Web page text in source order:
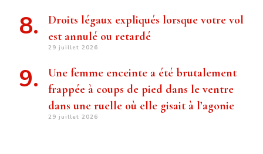
Droits légaux expliqués lorsque votre vol
est annulé ou retardé
29 juillet 2026
Une femme enceinte a été brutalement
frappée à coups de pied dans le ventre
dans une ruelle où elle gisait à l’agonie
29 juillet 2026